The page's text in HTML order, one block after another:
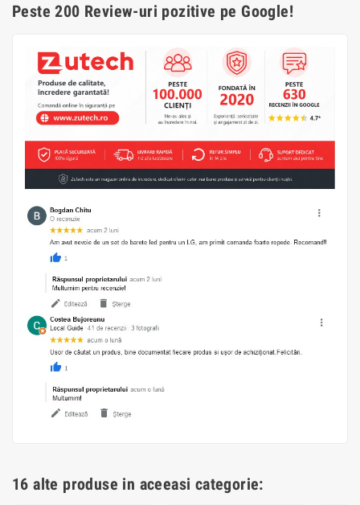
Peste 200 Review-uri pozitive pe Google!
16 alte produse in aceeasi categorie: